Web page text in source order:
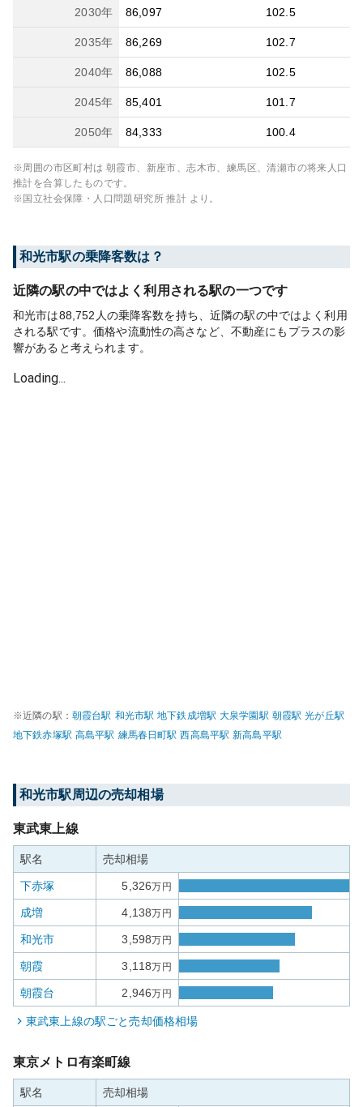
2030年 86,097 102.5
2035年 86,269 102.7
2040年 86,088 102.5
2045年 85,401 101.7
2050年 84,333 100.4
※周囲の市区町村は 朝霞市、新座市、志木市、練馬区、清瀬市の将来人口
推計を合算したものです。
※国立社会保障・人口問題研究所 推計 より。
和光市駅の乗降客数は？
近隣の駅の中ではよく利用される駅の一つです
和光市は88,752人の乗降客数を持ち、近隣の駅の中ではよく利用
される駅です。価格や流動性の高さなど、不動産にもプラスの影
響があると考えられます。
Loading...
※近隣の駅： 朝霞台駅 和光市駅 地下鉄成増駅 大泉学園駅 朝霞駅 光が丘駅
地下鉄赤塚駅 高島平駅 練馬春日町駅 西高島平駅 新高島平駅
和光市駅周辺の売却相場
東武東上線
駅名 売却相場
下赤塚 5,326万円
成増 4,138万円
和光市 3,598万円
朝霞 3,118万円
朝霞台 2,946万円
東武東上線の駅ごと売却価格相場
東京メトロ有楽町線
駅名 売却相場